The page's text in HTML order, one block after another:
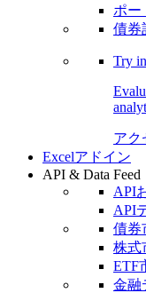
ポー
債券
Try in
アク
Excelアドイン
API & Data Feed
API
API
債券
株式
ETF
金融